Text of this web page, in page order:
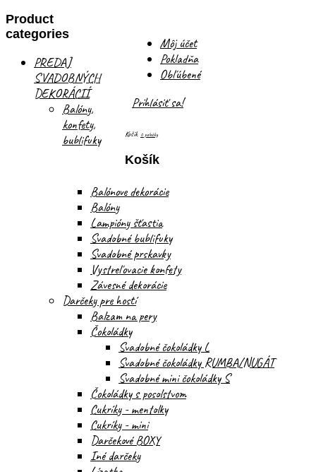
Môj účet
Pokladňa
Obľúbené
Prihlásiť sa!
Košík 0 položky
Košík
Product
categories
PREDAJ
SVADOBNÝCH
DEKORÁCIÍ
Balóny,
konfety,
bublifuky
Balónove dekorácie
Balóny
Lampióny šťastia
Svadobné bublifuky
Svadobné prskavky
Vystreľovacie konfety
Závesné dekorácie
Darčeky pre hostí
Balzam na pery
Čokoládky
Svadobné čokoládky L
Svadobné čokoládky RUMBA/NUGÁT
Svadobné mini čokoládky S
Čokoládky s posolstvom
Cukríky - mentolky
Cukríky - mini
Darčekové BOXY
Iné darčeky